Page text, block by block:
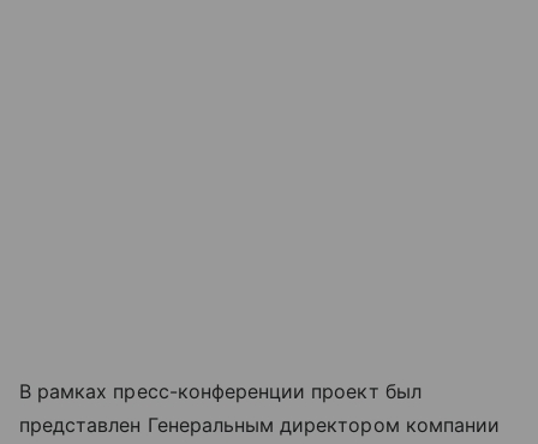
В рамках пресс-конференции проект был
представлен Генеральным директором компании